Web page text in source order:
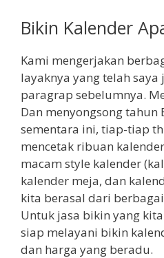
Bikin Kalender
Kami mengerjakan
layaknya yang telah
paragrap sebelumnya.
Dan menyongsong tahun
sementara ini, tiap-tiap
mencetak ribuan
macam style kalender
kalender meja, dan
kita berasal dari
Untuk jasa bikin yang
siap melayani bikin
dan harga yang beradu.